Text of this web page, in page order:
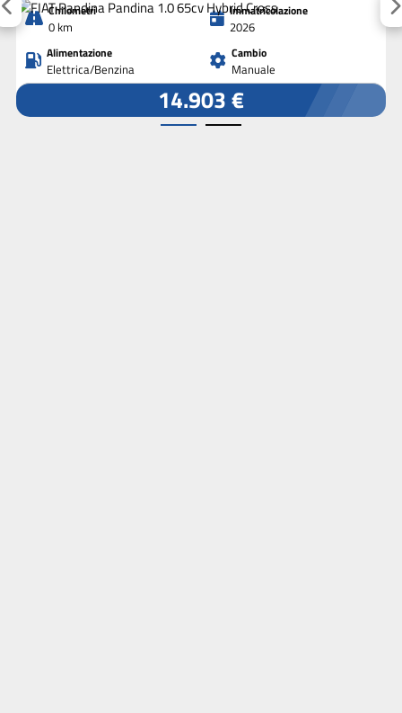
Chilometri
0 km
Immatricolazione
2026
Alimentazione
Elettrica/Benzina
Cambio
Manuale
14.903 €